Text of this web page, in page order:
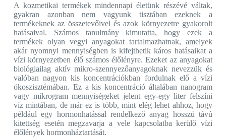
A kozmetikai termékek mindennapi életünk részévé váltak,
gyakran azonban nem vagyunk tisztában ezeknek a
termékeknek az összetevőivel és azok környezetre gyakorolt
hatásaival. Számos tanulmány kimutatta, hogy ezek a
termékek olyan vegyi anyagokat tartalmazhatnak, amelyek
akár nyomnyi mennyiségben is kifejthetik káros hatásaikat a
vízi környezetben élő számos élőlényre. Ezeket az anyagokat
biológiailag aktív mikro-szennyezőanyagoknak nevezzük és
valóban nagyon kis koncentrációkban fordulnak elő a vízi
ökoszisztémában. Ez a kis koncentráció általában nanogram
vagy mikrogram mennyiségeket jelent egy-egy liter felszíni
víz mintában, de már ez is több, mint elég lehet ahhoz, hogy
például egy hormonhatással rendelkező anyag hosszú távú
kitettség esetén megzavarja a vele kapcsolatba kerülő vízi
élőlények hormonháztartását.